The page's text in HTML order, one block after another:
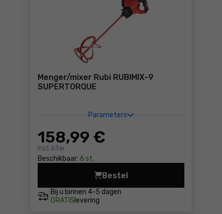
Menger/mixer Rubi RUBIMIX-9
SUPERTORQUE
Parameters
158,99 €
Incl. btw
Beschikbaar: 6 st.
Bij u binnen 4-5 dagen
GRATIS levering
Bestel
Menger/mixer Rubi